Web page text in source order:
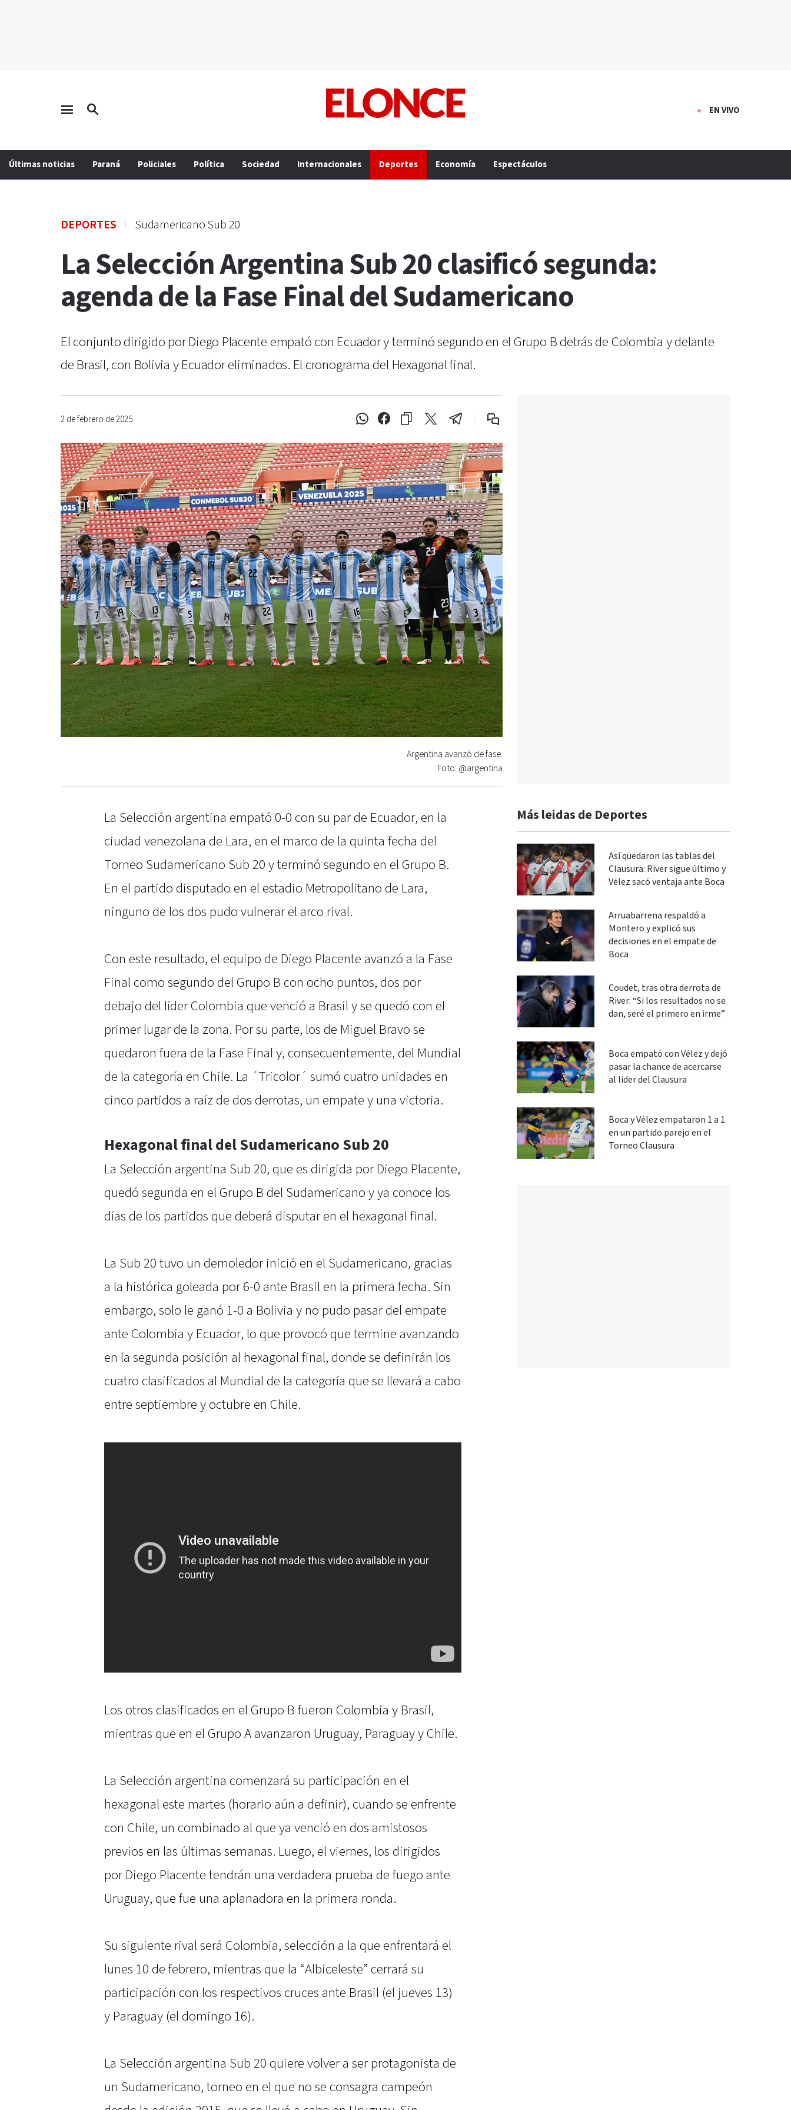
EN VIVO
Últimas noticias Paraná Policiales Política Sociedad Internacionales Deportes Economía Espectáculos
DEPORTES Sudamericano Sub 20
La Selección Argentina Sub 20 clasificó segunda:
agenda de la Fase Final del Sudamericano
El conjunto dirigido por Diego Placente empató con Ecuador y terminó segundo en el Grupo B detrás de Colombia y delante
de Brasil, con Bolivia y Ecuador eliminados. El cronograma del Hexagonal final.
2 de febrero de 2025
Argentina avanzó de fase.
Foto: @argentina
La Selección argentina empató 0-0 con su par de Ecuador, en la
ciudad venezolana de Lara, en el marco de la quinta fecha del
Torneo Sudamericano Sub 20 y terminó segundo en el Grupo B.
En el partido disputado en el estadio Metropolitano de Lara,
ninguno de los dos pudo vulnerar el arco rival.
Con este resultado, el equipo de Diego Placente avanzó a la Fase
Final como segundo del Grupo B con ocho puntos, dos por
debajo del líder Colombia que venció a Brasil y se quedó con el
primer lugar de la zona. Por su parte, los de Miguel Bravo se
quedaron fuera de la Fase Final y, consecuentemente, del Mundial
de la categoría en Chile. La ´Tricolor´ sumó cuatro unidades en
cinco partidos a raíz de dos derrotas, un empate y una victoria.
Hexagonal final del Sudamericano Sub 20
La Selección argentina Sub 20, que es dirigida por Diego Placente,
quedó segunda en el Grupo B del Sudamericano y ya conoce los
días de los partidos que deberá disputar en el hexagonal final.
La Sub 20 tuvo un demoledor inició en el Sudamericano, gracias
a la histórica goleada por 6-0 ante Brasil en la primera fecha. Sin
embargo, solo le ganó 1-0 a Bolivia y no pudo pasar del empate
ante Colombia y Ecuador, lo que provocó que termine avanzando
en la segunda posición al hexagonal final, donde se definirán los
cuatro clasificados al Mundial de la categoría que se llevará a cabo
entre septiembre y octubre en Chile.
Los otros clasificados en el Grupo B fueron Colombia y Brasil,
mientras que en el Grupo A avanzaron Uruguay, Paraguay y Chile.
La Selección argentina comenzará su participación en el
hexagonal este martes (horario aún a definir), cuando se enfrente
con Chile, un combinado al que ya venció en dos amistosos
previos en las últimas semanas. Luego, el viernes, los dirigidos
por Diego Placente tendrán una verdadera prueba de fuego ante
Uruguay, que fue una aplanadora en la primera ronda.
Su siguiente rival será Colombia, selección a la que enfrentará el
lunes 10 de febrero, mientras que la “Albiceleste” cerrará su
participación con los respectivos cruces ante Brasil (el jueves 13)
y Paraguay (el domingo 16).
La Selección argentina Sub 20 quiere volver a ser protagonista de
un Sudamericano, torneo en el que no se consagra campeón
Más leidas de Deportes
Así quedaron las tablas del
Clausura: River sigue último y
Vélez sacó ventaja ante Boca
Arruabarrena respaldó a
Montero y explicó sus
decisiones en el empate de
Boca
Coudet, tras otra derrota de
River: “Si los resultados no se
dan, seré el primero en irme”
Boca empató con Vélez y dejó
pasar la chance de acercarse
al líder del Clausura
Boca y Vélez empataron 1 a 1
en un partido parejo en el
Torneo Clausura